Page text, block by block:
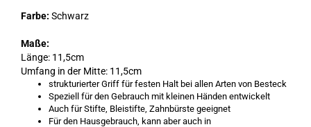
Farbe: Schwarz
Maße:
Länge: 11,5cm
Umfang in der Mitte: 11,5cm
strukturierter Griff für festen Halt bei allen Arten von Besteck
Speziell für den Gebrauch mit kleinen Händen entwickelt
Auch für Stifte, Bleistifte, Zahnbürste geeignet
Für den Hausgebrauch, kann aber auch in